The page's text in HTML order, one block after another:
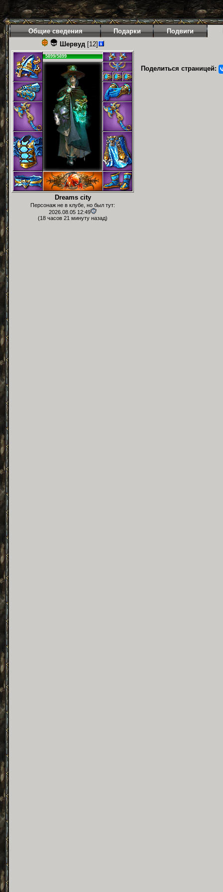
Общие сведения Подарки Подвиги
Шервуд[12]
5899/5899
Dreams city
Персонаж не в клубе, но был тут:
2026.08.05 12:49
(18 часов 21 минуту назад)
Поделиться страницей: